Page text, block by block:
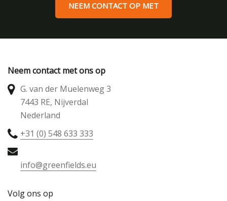
NEEM CONTACT OP MET
Neem contact met ons op
G. van der Muelenweg 3
7443 RE, Nijverdal
Nederland
+31 (0) 548 633 333
info@greenfields.eu
Volg ons op